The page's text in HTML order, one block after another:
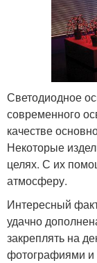
Светодиодное
современного
качестве
Некоторые
целях. С их
атмосферу.
Интересный
удачно
закреплять на
фотографиями и